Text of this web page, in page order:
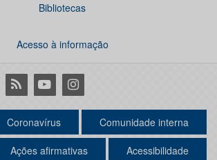
Bibliotecas
Acesso à informação
RSS YoutubeInstagram
Coronavírus Comunidade interna
Ações afirmativas Acessibilidade